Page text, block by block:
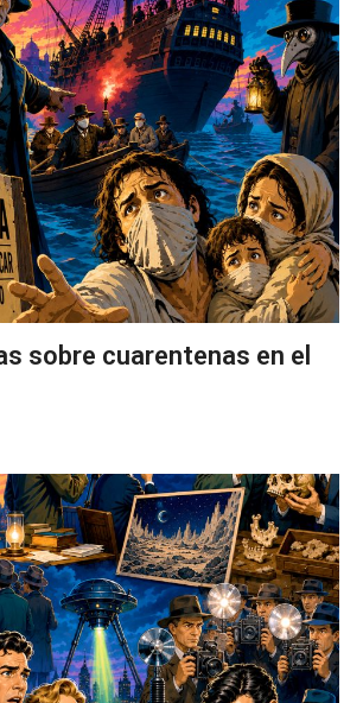
sobre cuarentenas en el